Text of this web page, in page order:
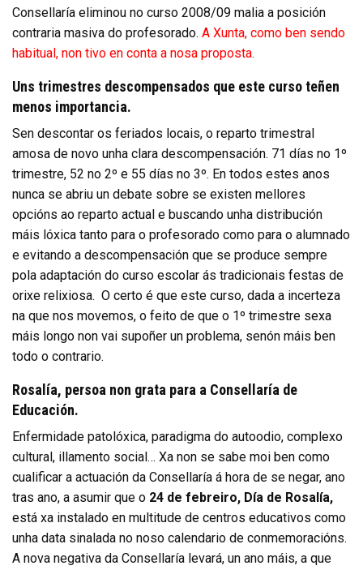
Consellaría eliminou no curso 2008/09 malia a posición
contraria masiva do profesorado. A Xunta, como ben sendo
habitual, non tivo en conta a nosa proposta.
Uns trimestres descompensados que este curso teñen
menos importancia.
Sen descontar os feriados locais, o reparto trimestral
amosa de novo unha clara descompensación. 71 días no 1º
trimestre, 52 no 2º e 55 días no 3º. En todos estes anos
nunca se abriu un debate sobre se existen mellores
opcións ao reparto actual e buscando unha distribución
máis lóxica tanto para o profesorado como para o alumnado
e evitando a descompensación que se produce sempre
pola adaptación do curso escolar ás tradicionais festas de
orixe relixiosa. O certo é que este curso, dada a incerteza
na que nos movemos, o feito de que o 1º trimestre sexa
máis longo non vai supoñer un problema, senón máis ben
todo o contrario.
Rosalía, persoa non grata para a Consellaría de
Educación.
Enfermidade patolóxica, paradigma do autoodio, complexo
cultural, illamento social… Xa non se sabe moi ben como
cualificar a actuación da Consellaría á hora de se negar, ano
tras ano, a asumir que o 24 de febreiro, Día de Rosalía,
está xa instalado en multitude de centros educativos como
unha data sinalada no noso calendario de conmemoracións.
A nova negativa da Consellaría levará, un ano máis, a que